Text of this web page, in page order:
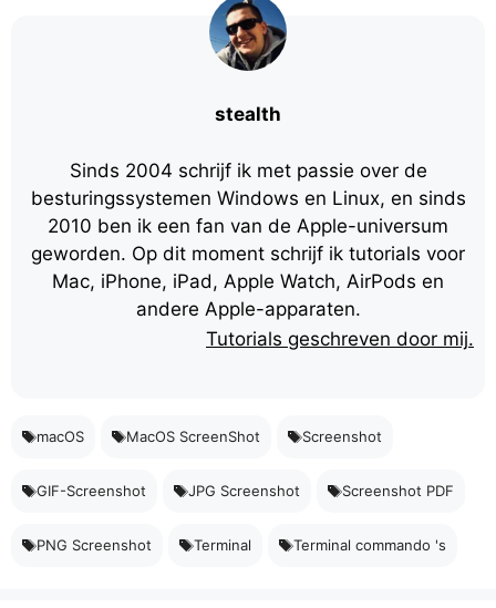
stealth
Sinds 2004 schrijf ik met passie over de
besturingssystemen Windows en Linux, en sinds
2010 ben ik een fan van de Apple-universum
geworden. Op dit moment schrijf ik tutorials voor
Mac, iPhone, iPad, Apple Watch, AirPods en
andere Apple-apparaten.
Tutorials geschreven door mij.
macOS MacOS ScreenShot Screenshot
GIF-Screenshot JPG Screenshot Screenshot PDF
PNG Screenshot Terminal Terminal commando 's